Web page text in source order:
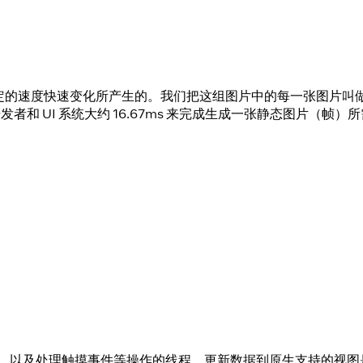
速度快速变化所产生的。我们把这组图片中的每一张图片叫
和 UI 系统大约 16.67ms 来完成生成一张静态图片（帧）
及处理触摸事件等操作的线程。更新数据到原生支持的视